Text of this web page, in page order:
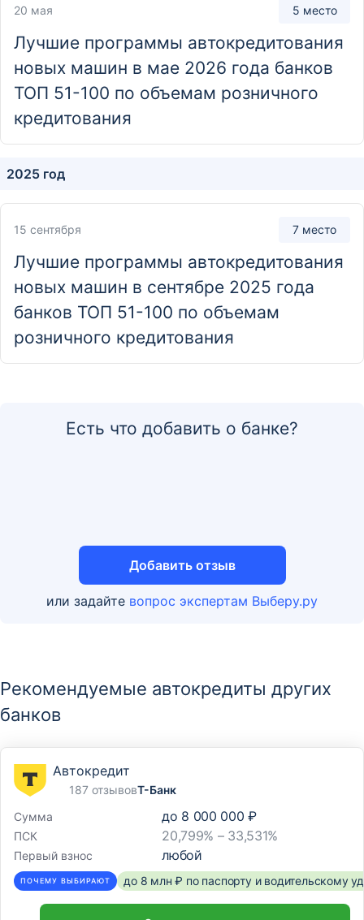
Отделение
Дополнительный офис «На Беляева»
162623, Вологодская обл., г. Череповец, ул. Беляева,
д. 59
Отделение
Дополнительный офис «На Некрасова»
160014, г. Вологда, ул. Некрасова, д. 67
Отделение
Дополнительный офис «На Северной»
20 мая 5 место
Лучшие программы автокредитования
новых машин в мае 2026 года банков
ТОП 51-100 по объемам розничного
кредитования
2025 год
15 сентября 7 место
Лучшие программы автокредитования
новых машин в сентябре 2025 года
банков ТОП 51-100 по объемам
розничного кредитования
Есть что добавить о банке?
Добавить отзыв
или задайте вопрос экспертам Выберу.ру
Рекомендуемые автокредиты других
банков
Автокредит
187 отзывовТ-Банк
Сумма
до 8 000 000 ₽
ПСК 20,799% – 33,531%
Первый взнос любой
ПОЧЕМУ ВЫБИРАЮТ до 8 млн ₽ по паспорту и водительскому